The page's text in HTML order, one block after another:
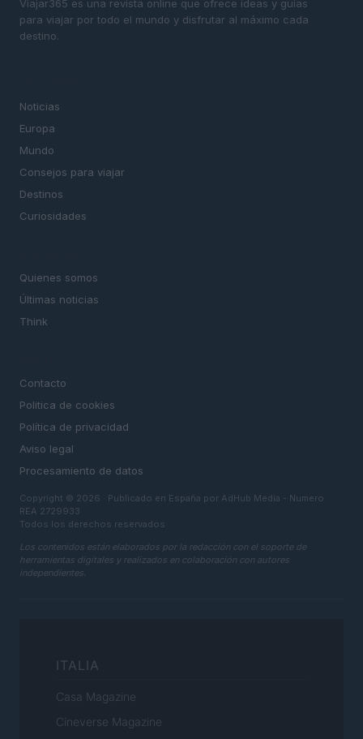
Viajar365 es una revista online que ofrece ideas y guías
para viajar por todo el mundo y disfrutar al máximo cada
destino.
Noticias
Europa
Mundo
Consejos para viajar
Destinos
Curiosidades
Quienes somos
Últimas noticias
Think
Contacto
Politica de cookies
Política de privacidad
Aviso legal
Procesamiento de datos
Copyright © 2026 · Publicado en España por AdHub Media - Numero
REA 2729933
Todos los derechos reservados
Los contenidos están elaborados por la redacción con el soporte de
herramientas digitales y realizados en colaboración con autores
independientes.
ITALIA
Casa Magazine
Cineverse Magazine